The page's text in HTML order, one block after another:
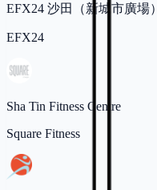
EFX24 沙田（新城市廣場）
EFX24
Sha Tin Fitness Centre
Square Fitness